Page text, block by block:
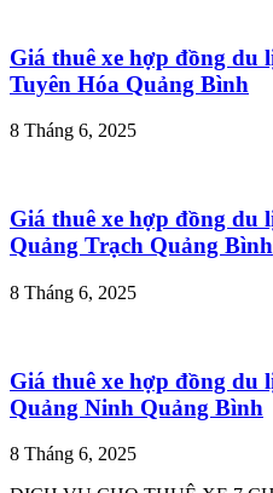
Giá thuê xe hợp đồng du
Tuyên Hóa Quảng Bình
8 Tháng 6, 2025
Giá thuê xe hợp đồng du
Quảng Trạch Quảng Bình
8 Tháng 6, 2025
Giá thuê xe hợp đồng du
Quảng Ninh Quảng Bình
8 Tháng 6, 2025